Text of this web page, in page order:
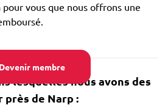
Devenir membre
vous que nous offrons une
lesquelles nous avons des
près de Narp :